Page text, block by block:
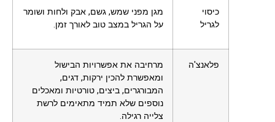
כיסוי
לגריל
מגן מפני שמש, גשם, אבק ולחות ושומר
על הגריל במצב טוב לאורך זמן.
פלאנצ'ה
מרחיבה את אפשרויות הבישול
ומאפשרת להכין ירקות, דגים,
המבורגרים, ביצים, טורטיות ומאכלים
נוספים שלא תמיד מתאימים לרשת
צלייה רגילה.